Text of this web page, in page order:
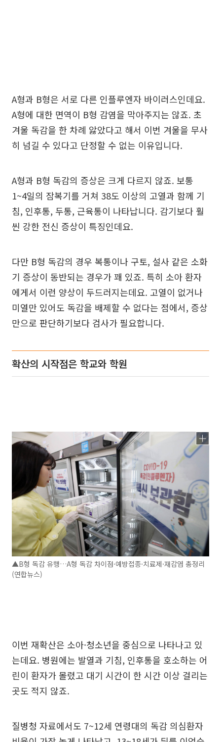
A형과 B형은 서로 다른 인플루엔자 바이러스인데요.
A형에 대한 면역이 B형 감염을 막아주지는 않죠. 초
겨울 독감을 한 차례 앓았다고 해서 이번 겨울을 무사
히 넘길 수 있다고 단정할 수 없는 이유입니다.
A형과 B형 독감의 증상은 크게 다르지 않죠. 보통
1~4일의 잠복기를 거쳐 38도 이상의 고열과 함께 기
침, 인후통, 두통, 근육통이 나타납니다. 감기보다 훨
씬 강한 전신 증상이 특징인데요.
다만 B형 독감의 경우 복통이나 구토, 설사 같은 소화
기 증상이 동반되는 경우가 꽤 있죠. 특히 소아 환자
에게서 이런 양상이 두드러지는데요. 고열이 없거나
미열만 있어도 독감을 배제할 수 없다는 점에서, 증상
만으로 판단하기보다 검사가 필요합니다.
확산의 시작점은 학교와 학원
▲B형 독감 유행…A형 독감 차이점·예방접종·치료제·재감염 총정리
(연합뉴스)
이번 재확산은 소아·청소년을 중심으로 나타나고 있
는데요. 병원에는 발열과 기침, 인후통을 호소하는 어
린이 환자가 몰렸고 대기 시간이 한 시간 이상 걸리는
곳도 적지 않죠.
질병청 자료에서도 7~12세 연령대의 독감 의심환자